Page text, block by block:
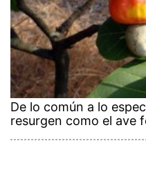
De lo común a lo
resurgen como el ave